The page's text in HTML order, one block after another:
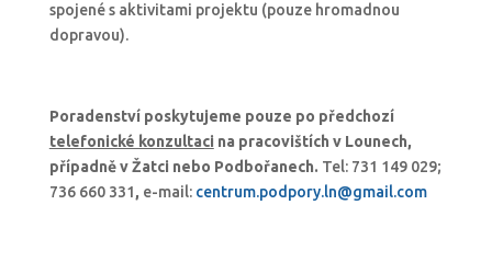
spojené s aktivitami projektu (pouze hromadnou
dopravou).
Poradenství poskytujeme pouze po předchozí
telefonické konzultaci na pracovištích v Lounech,
případně v Žatci nebo Podbořanech. Tel: 731 149 029;
736 660 331, e-mail: centrum.podpory.ln@gmail.com